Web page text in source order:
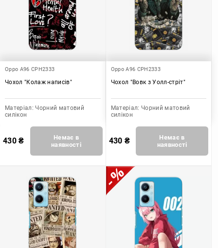
Oppo A96 CPH2333
Чохол "Колаж написів"
Матеріал: Чорний матовий
силікон
430₴
Немає в
наявності
Oppo A96 CPH2333
Чохол "Вовк з Уолл-стріт"
Матеріал: Чорний матовий
силікон
430 ₴
Немає в
наявності